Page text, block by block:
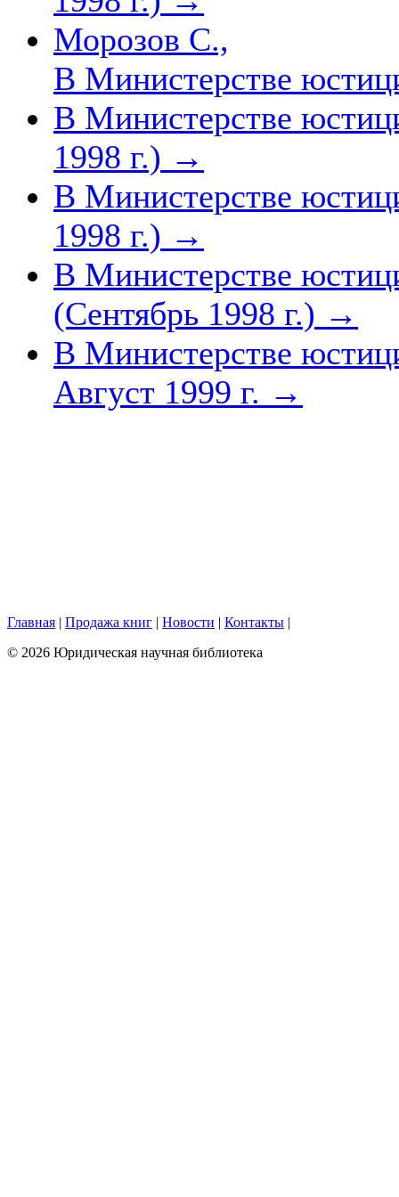
Морозов С.,
В Министерстве
В Министерстве
1998 г.) →
В Министерстве
1998 г.) →
В Министерстве
(Сентябрь 1998 г.) →
В Министерстве
Август 1999 г. →
Главная | Продажа книг | Новости | Контакты |
© 2026 Юридическая научная библиотека